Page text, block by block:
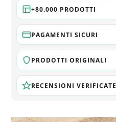
+80.000 PRODOTTI
PAGAMENTI SICURI
PRODOTTI ORIGINALI
RECENSIONI VERIFICATE